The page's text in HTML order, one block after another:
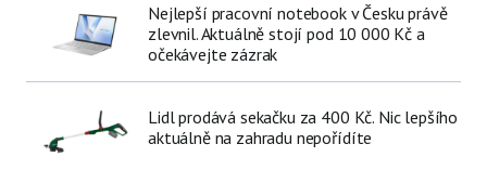
Nejlepší pracovní notebook v Česku právě
zlevnil. Aktuálně stojí pod 10 000 Kč a
očekávejte zázrak
Lidl prodává sekačku za 400 Kč. Nic lepšího
aktuálně na zahradu nepořídíte